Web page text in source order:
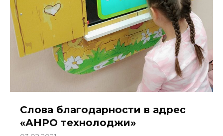
Слова благодарности в адрес
«АНРО технолоджи»